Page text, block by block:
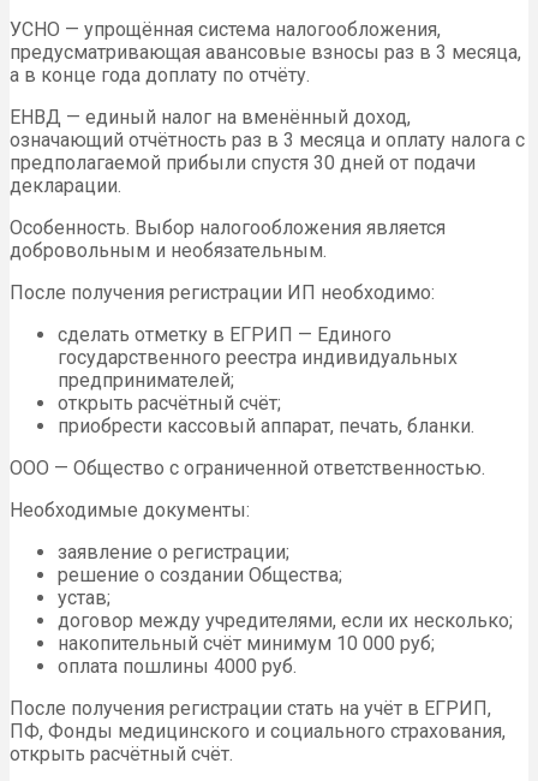
УСНО — упрощённая система налогообложения,
предусматривающая авансовые взносы раз в 3 месяца,
а в конце года доплату по отчёту.
ЕНВД — единый налог на вменённый доход,
означающий отчётность раз в 3 месяца и оплату налога с
предполагаемой прибыли спустя 30 дней от подачи
декларации.
Особенность. Выбор налогообложения является
добровольным и необязательным.
После получения регистрации ИП необходимо:
сделать отметку в ЕГРИП — Единого
государственного реестра индивидуальных
предпринимателей;
открыть расчётный счёт;
приобрести кассовый аппарат, печать, бланки.
ООО — Общество с ограниченной ответственностью.
Необходимые документы:
заявление о регистрации;
решение о создании Общества;
устав;
договор между учредителями, если их несколько;
накопительный счёт минимум 10 000 руб;
оплата пошлины 4000 руб.
После получения регистрации стать на учёт в ЕГРИП,
ПФ, Фонды медицинского и социального страхования,
открыть расчётный счёт.